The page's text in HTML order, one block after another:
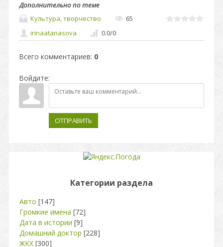
Дополнительно по теме
Культура, творчество
65
irinaatanasova
0.0/0
Всего комментариев: 0
Войдите:
ОТПРАВИТЬ
Категории раздела
Авто [147]
Громкие имена [72]
Дата в истории [9]
Домашний доктор [228]
ЖКХ [300]